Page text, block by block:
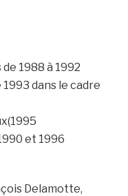
1988 à 1992
dans le cadre
et 1996
Delamotte,